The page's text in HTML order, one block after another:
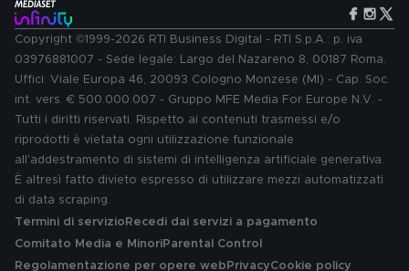
Copyright ©1999-2026 RTI Business Digital - RTI S.p.A.: p. iva
03976881007 - Sede legale: Largo del Nazareno 8, 00187 Roma.
Uffici: Viale Europa 46, 20093 Cologno Monzese (MI) - Cap. Soc.
int. vers. € 500.000.007 - Gruppo MFE Media For Europe N.V. -
Tutti i diritti riservati. Rispetto ai contenuti trasmessi e/o
riprodotti è vietata ogni utilizzazione funzionale
all'addestramento di sistemi di intelligenza artificiale generativa.
È altresì fatto divieto espresso di utilizzare mezzi automatizzati
di data scraping.
Termini di servizio Recedi dai servizi a pagamento
Comitato Media e MinoriParental Control
Regolamentazione per opere web PrivacyCookie policy